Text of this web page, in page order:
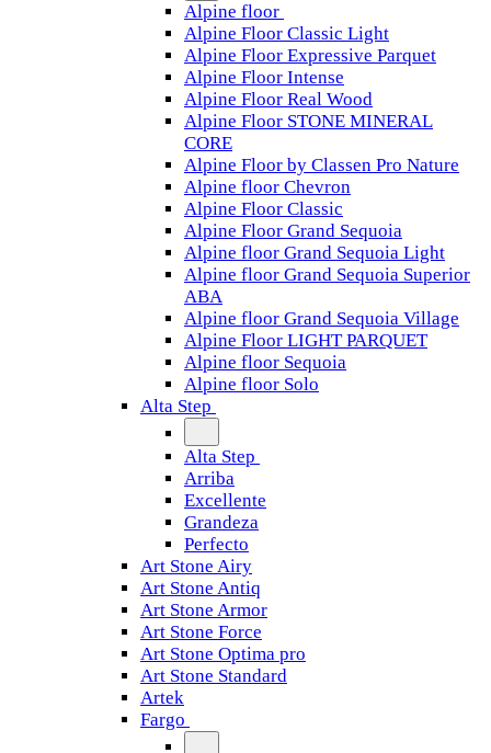
Alpine floor
Alpine Floor Classic Light
Alpine Floor Expressive Parquet
Alpine Floor Intense
Alpine Floor Real Wood
Alpine Floor STONE MINERAL
CORE
Alpine Floor by Classen Pro Nature
Alpine floor Chevron
Alpine Floor Classic
Alpine Floor Grand Sequoia
Alpine floor Grand Sequoia Light
Alpine floor Grand Sequoia Superior
ABA
Alpine floor Grand Sequoia Village
Alpine Floor LIGHT PARQUET
Alpine floor Sequoia
Alpine floor Solo
Alta Step
Alta Step
Arriba
Excellente
Grandeza
Perfecto
Art Stone Airy
Art Stone Antiq
Art Stone Armor
Art Stone Force
Art Stone Optima pro
Art Stone Standard
Artek
Fargo